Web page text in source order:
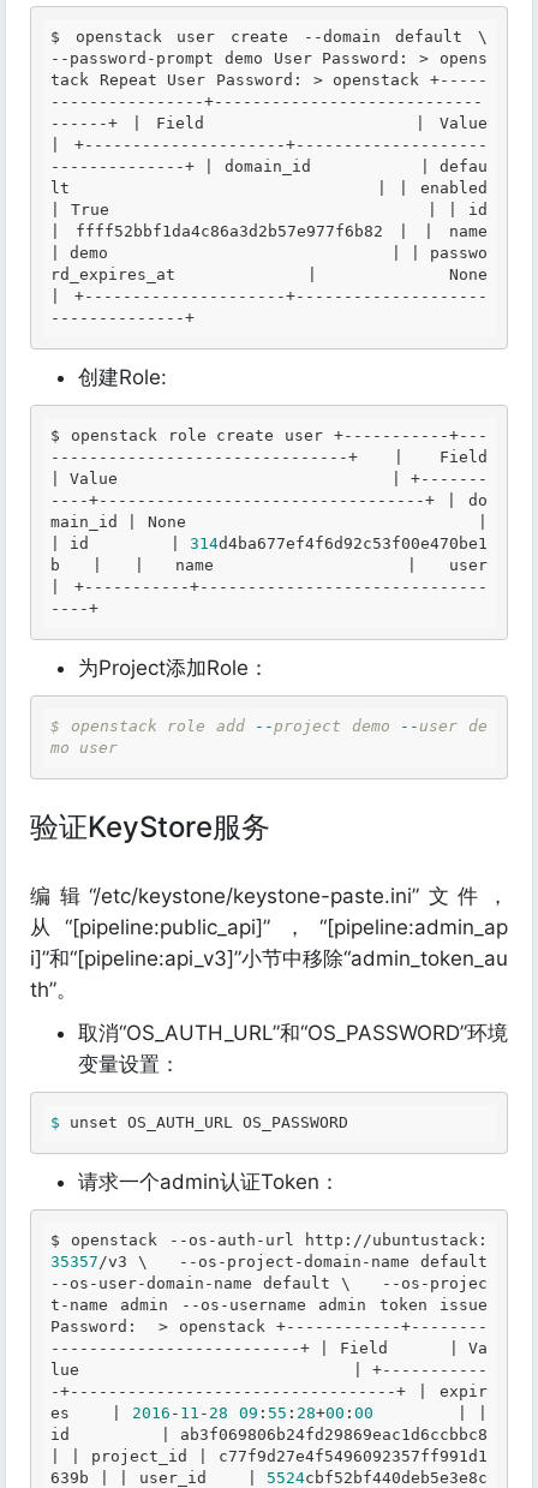
$ openstack user create --domain default \
--password-prompt demo User Password : > opens
tack Repeat User Password : > openstack +-----
----------------+----------------------------
------+ | Field
               |
Value
| +---------------------+--------------------
--------------+
| domain_id           | defau
lt                          |
| enabled
True
| id
| ffff52bbf1da4c86a3d2b57e977f6b82 |
| name
| demo                             |
| passwo
rd_expires_at |
None
| +---------------------+--------------------
--------------+
创建Role:
$ openstack role create user +-----------+---
-------------------------------+ | Field
| Value
                            | +-------
----+----------------------------------+
| do
main_id |
None
| id        |
314d4ba677ef4f6d92c53f00e470be1
b |
| name      | user
+-----------+------------------------------
----+
为Project添加Role：
$ openstack role add - -project demo - - user
de
mo
user
验证KeyStore服务
编辑“/etc/keystone/keystone-paste.ini”文件，
从“[pipeline:public_api]”，“[pipeline:admin_ap
i]”和“[pipeline:api_v3]”小节中移除“admin_token_au
th”。
取消“OS_AUTH_URL”和“OS_PASSWORD”环境
变量设置：
$ unset OS_AUTH_URL OS_PASSWORD
请求一个admin认证Token：
$ openstack --os-auth-url http: //ubuntustack:
35357/v3 \   --os-project-domain-name default
--os-user-domain-name default \   --os-projec
Password :  > openstack +------------+--------
--------------------------+ | Field
      |
Va
lue
                            | +-----------
-+----------------------------------+
| expir
es    |
2016 - 11 - 28 09 : 55 : 28+00 : 00
id         | ab3f069806b24fd29869eac1d6ccbbc8
| project_id | c77f9d27e4f5496092357ff991d1
639b |
| user_id    | 5524cbf52bf440deb5e3e8c